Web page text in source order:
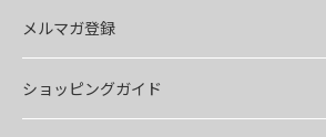
メルマガ登録
ショッピングガイド